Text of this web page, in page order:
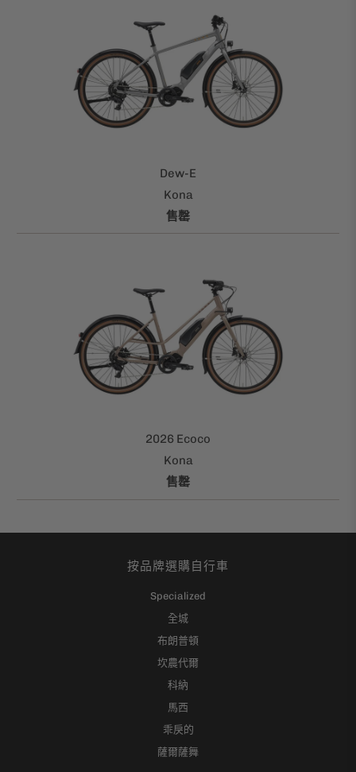
Dew-E
Kona
售罄
2026 Ecoco
Kona
售罄
按品牌選購自行車
Specialized
全城
布朗普頓
坎農代爾
科納
馬西
乖戾的
薩爾薩舞